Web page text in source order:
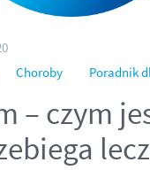
Choroby Poradnik
– czym